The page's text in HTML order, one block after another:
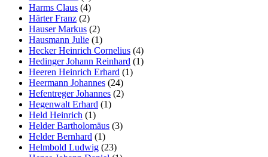
Harms Claus (4)
Härter Franz (2)
Hauser Markus (2)
Hausmann Julie (1)
Hecker Heinrich Cornelius (4)
Hedinger Johann Reinhard (1)
Heeren Heinrich Erhard (1)
Heermann Johannes (24)
Hefentreger Johannes (2)
Hegenwalt Erhard (1)
Held Heinrich (1)
Helder Bartholomäus (3)
Helder Bernhard (1)
Helmbold Ludwig (23)